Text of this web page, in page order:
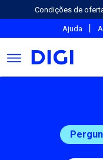
Condições de
Ajuda |